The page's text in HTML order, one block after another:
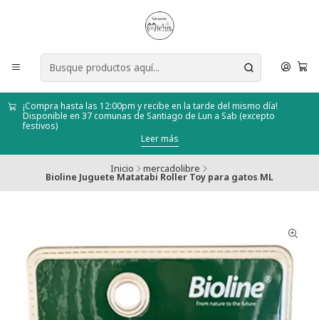
¡Compra hasta las 12:00pm y recibe en la tarde del mismo día!
Disponible en 37 comunas de Santiago de Lun a Sab (excepto
festivos)
Leer más
Inicio mercadolibre
Bioline Juguete Matatabi Roller Toy para gatos ML